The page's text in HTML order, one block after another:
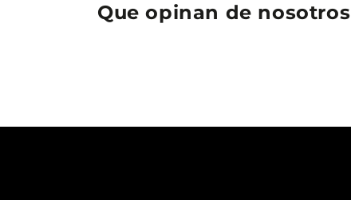
Que opinan de nosotros